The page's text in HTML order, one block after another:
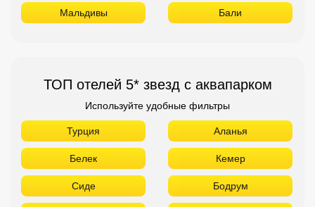
Мальдивы Бали
ТОП отелей 5* звезд с аквапарком
Используйте удобные фильтры
Турция Аланья
Белек Кемер
Сиде Бодрум